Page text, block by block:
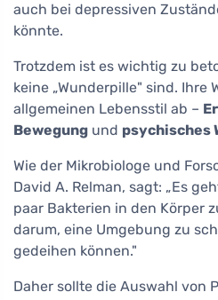
auch bei depressiven
könnte.
Trotzdem ist es wichtig zu
keine „Wunderpille" sind. Ihre
allgemeinen Lebensstil ab –
Bewegung und psychisches
Wie der Mikrobiologe und
David A. Relman, sagt: „Es
paar Bakterien in den Körper
darum, eine Umgebung zu
gedeihen können."
Daher sollte die Auswahl von